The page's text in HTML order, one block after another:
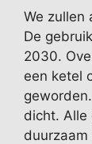
We zullen
De
2030.
een ketel
dicht. Alle